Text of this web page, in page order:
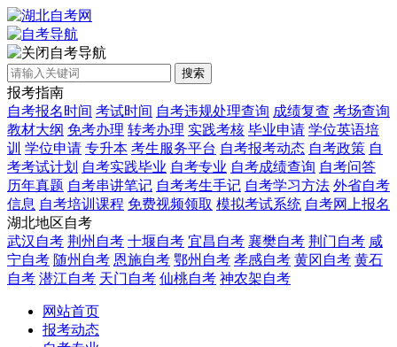
自考导航
搜索
报考指南
自考报名时间 考试时间 自考违规处理查询 成绩复查 考场查询
教材大纲 免考办理 转考办理 实践考核 毕业申请 学位英语培
训 学位申请 专升本 考生服务平台 自考报考动态 自考政策 自
考考试计划 自考实践毕业 自考专业 自考成绩查询 自考问答
历年真题 自考串讲笔记 自考考生手记 自考学习方法 外省自考
信息 自考培训课程 免费视频领取 模拟考试系统 自考网上报名
湖北地区自考
武汉自考 荆州自考 十堰自考 宜昌自考 襄樊自考 荆门自考 咸
宁自考 随州自考 恩施自考 鄂州自考 孝感自考 黄冈自考 黄石
自考 潜江自考 天门自考 仙桃自考 神农架自考
网站首页
报考动态